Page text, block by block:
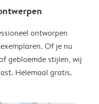
ontworpen
Of je nu
gebloemde stijlen, wij
Helemaal gratis.